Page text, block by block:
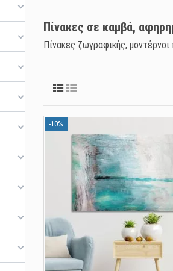
Πίνακες σε καμβά,
Πίνακες ζωγραφικής,
-10%